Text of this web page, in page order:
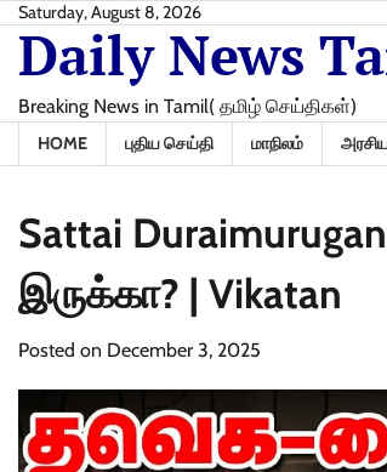
Skip
content
Saturday, August 8, 2026
Daily News
Breaking News in Tamil( தமிழ் செய்திகள்)
HOME புதிய செய்தி மாநிலம்
Sattai
இருக்கா? | Vikatan
Posted on December 3, 2025